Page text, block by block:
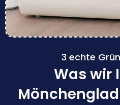
3 echte
Was wir